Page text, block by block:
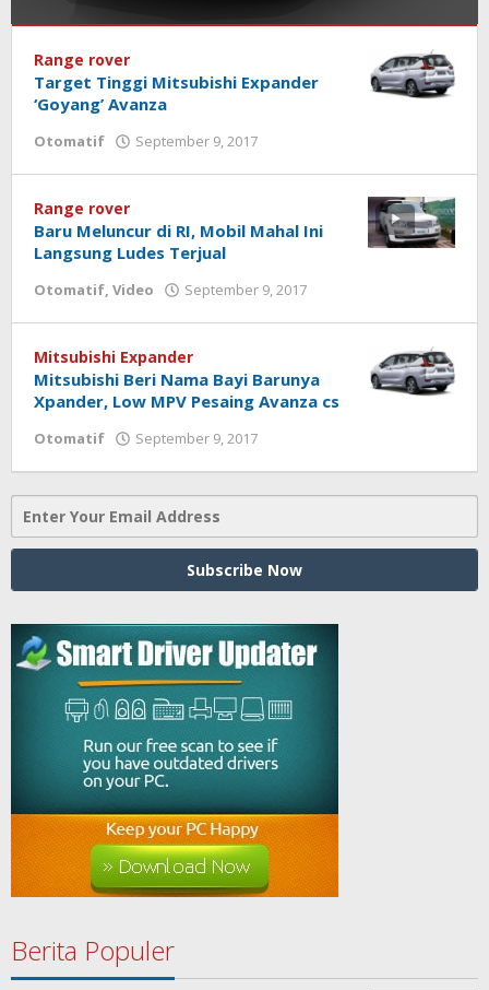
September
oleh
Range rover
Target Tinggi Mitsubishi Expander
‘Goyang’ Avanza
Otomatif September 9, 2017
Range rover
Baru Meluncur di RI, Mobil Mahal Ini
Langsung Ludes Terjual
Otomatif, Video September 9, 2017
Mitsubishi Expander
Mitsubishi Beri Nama Bayi Barunya
Xpander, Low MPV Pesaing Avanza cs
Otomatif September 9, 2017
Berita Populer